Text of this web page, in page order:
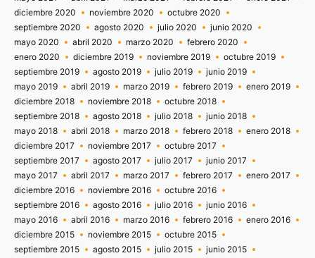
diciembre 2020
noviembre 2020
octubre 2020
septiembre 2020
agosto 2020 julio 2020
junio 2020
mayo 2020
abril 2020 marzo 2020
febrero 2020
enero 2020
diciembre 2019 noviembre 2019
octubre 2019
septiembre 2019
agosto 2019 julio 2019
junio 2019
mayo 2019
abril 2019 marzo 2019 febrero 2019
enero 2019
diciembre 2018
noviembre 2018
octubre 2018
septiembre 2018
agosto 2018 julio 2018
junio 2018
mayo 2018
abril 2018 marzo 2018 febrero 2018
enero 2018
diciembre 2017
noviembre 2017
octubre 2017
septiembre 2017
agosto 2017 julio 2017
junio 2017
mayo 2017
abril 2017 marzo 2017 febrero 2017
enero 2017
diciembre 2016
noviembre 2016
octubre 2016
septiembre 2016
agosto 2016 julio 2016
junio 2016
mayo 2016
abril 2016 marzo 2016 febrero 2016
enero 2016
diciembre 2015
noviembre 2015
octubre 2015
septiembre 2015
agosto 2015 julio 2015 junio 2015